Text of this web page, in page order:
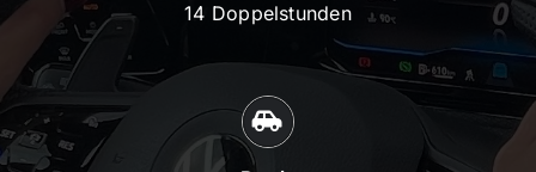
14 Doppelstunden